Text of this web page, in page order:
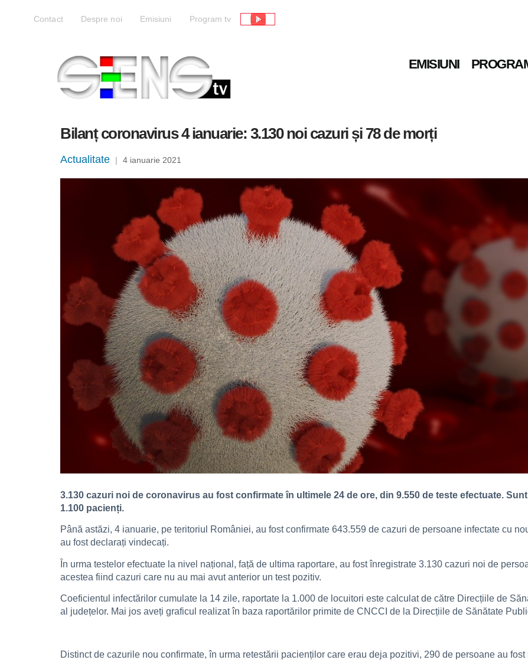
Contact Despre noi Emisiuni Program tv Live
EMISIUNI
Bilanț coronavirus 4 ianuarie: 3.130 noi cazuri și 78 de morți
Actualitate | 4 ianuarie 2021
3.130 cazuri noi de coronavirus au fost confirmate în ultimele 24 de ore, din 9.550 de teste efectuate.
1.100 pacienți.
Până astăzi, 4 ianuarie, pe teritoriul României, au fost confirmate 643.559 de cazuri de persoane infectate cu
au fost declarați vindecați.
În urma testelor efectuate la nivel național, față de ultima raportare, au fost înregistrate 3.130 cazuri noi de
acestea fiind cazuri care nu au mai avut anterior un test pozitiv.
Coeficientul infectărilor cumulate la 14 zile, raportate la 1.000 de locuitori este calculat de către Direcțiile de
al județelor. Mai jos aveți graficul realizat în baza raportărilor primite de CNCCI de la Direcțiile de Sănătate
Distinct de cazurile nou confirmate, în urma retestării pacienților care erau deja pozitivi, 290 de persoane au fost